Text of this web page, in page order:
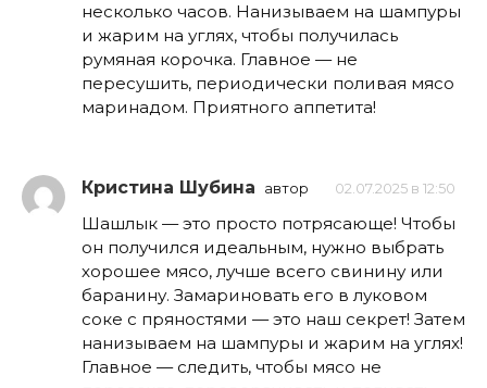
несколько часов. Нанизываем на шампуры
и жарим на углях, чтобы получилась
румяная корочка. Главное — не
пересушить, периодически поливая мясо
маринадом. Приятного аппетита!
Кристина Шубина автор 02.07.2025 в 12:50
Шашлык — это просто потрясающе! Чтобы
он получился идеальным, нужно выбрать
хорошее мясо, лучше всего свинину или
баранину. Замариновать его в луковом
соке с пряностями — это наш секрет! Затем
нанизываем на шампуры и жарим на углях!
Главное — следить, чтобы мясо не